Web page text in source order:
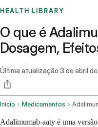
HEALTH LIBRARY
O que é
Dosagem,
Última atualização 3 de abril
Início Medicamentos
Adalimumab-aaty é uma